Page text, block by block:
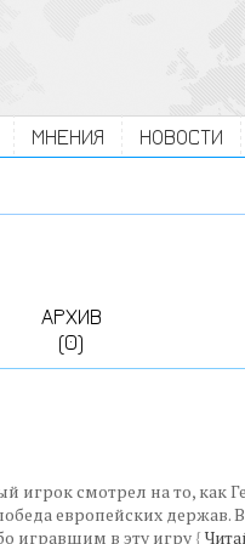
МНЕНИЯ НОВОСТИ
АРХИВ
(0)
смотрел на то, как
европейских держав.
игравшим в эту игру {